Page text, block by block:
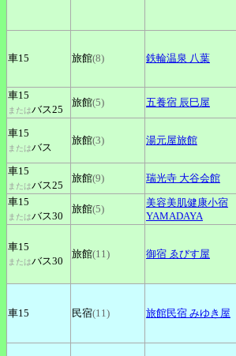
車15 旅館(8) 鉄輪温泉 八葉
車15
またはバス25
旅館(5) 五養宿 辰巳屋
車15
またはバス
旅館(3) 湯元屋旅館
車15
またはバス25
旅館(9) 瑞光寺 大谷会館
車15
またはバス30
旅館(5)
美容美肌健康小宿
YAMADAYA
車15
またはバス30
旅館(11) 御宿 ゑびす屋
車15 民宿(11) 旅館民宿 みゆき屋